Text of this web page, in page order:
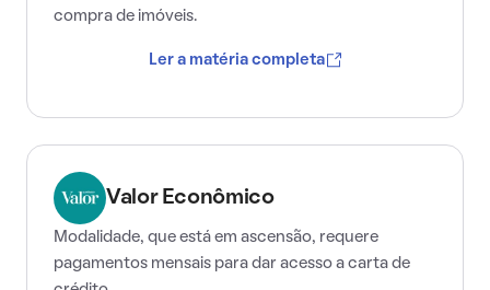
compra de imóveis.
Ler a matéria completa
Valor Econômico
Modalidade, que está em ascensão, requere
pagamentos mensais para dar acesso a carta de